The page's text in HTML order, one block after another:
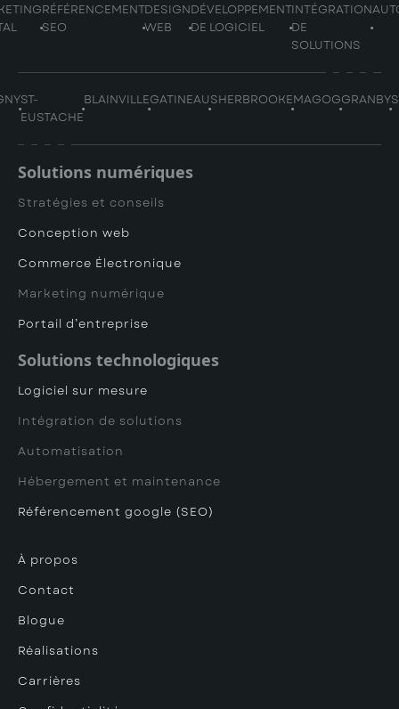
RÉFÉRENCEMENT
SEO
DESIGN
WEB
DÉVELOPPEMENT
DE LOGICIEL
INTÉGRATION
DE
SOLUTIONS
ST-
EUSTACHE
BLAINVILLEGATINEAUSHERBROOKEMAGOGGRANBY
Solutions numériques
Stratégies et conseils
Conception web
Commerce Électronique
Marketing numérique
Portail d’entreprise
Solutions technologiques
Logiciel sur mesure
Intégration de solutions
Automatisation
Hébergement et maintenance
Référencement google (SEO)
À propos
Contact
Blogue
Réalisations
Carrières